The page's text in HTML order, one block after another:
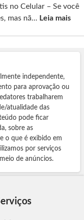
no Celular – Se você
mas nã... Leia mais
independente,
para aprovação ou
trabalharem
atualidade das
pode ficar
sobre as
o que é exibido em
por serviços
de anúncios.